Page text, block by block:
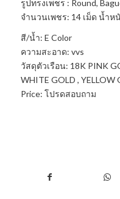
รูปทรงเพชร : Round,
จำนวนเพชร: 14 เม็ด น้ำห
สี/น้ำ: E Color
ความสะอาด: vvs
วัสดุตัวเรือน: 18K PINK
WHITE GOLD , YELLOW
Price: โปรดสอบถาม